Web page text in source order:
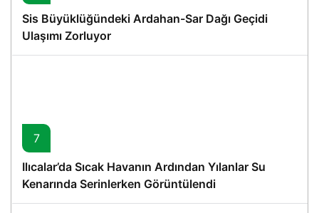
Sis Büyüklüğündeki Ardahan-Sar Dağı Geçidi
Ulaşımı Zorluyor
7
Ilıcalar’da Sıcak Havanın Ardından Yılanlar Su
Kenarında Serinlerken Görüntülendi